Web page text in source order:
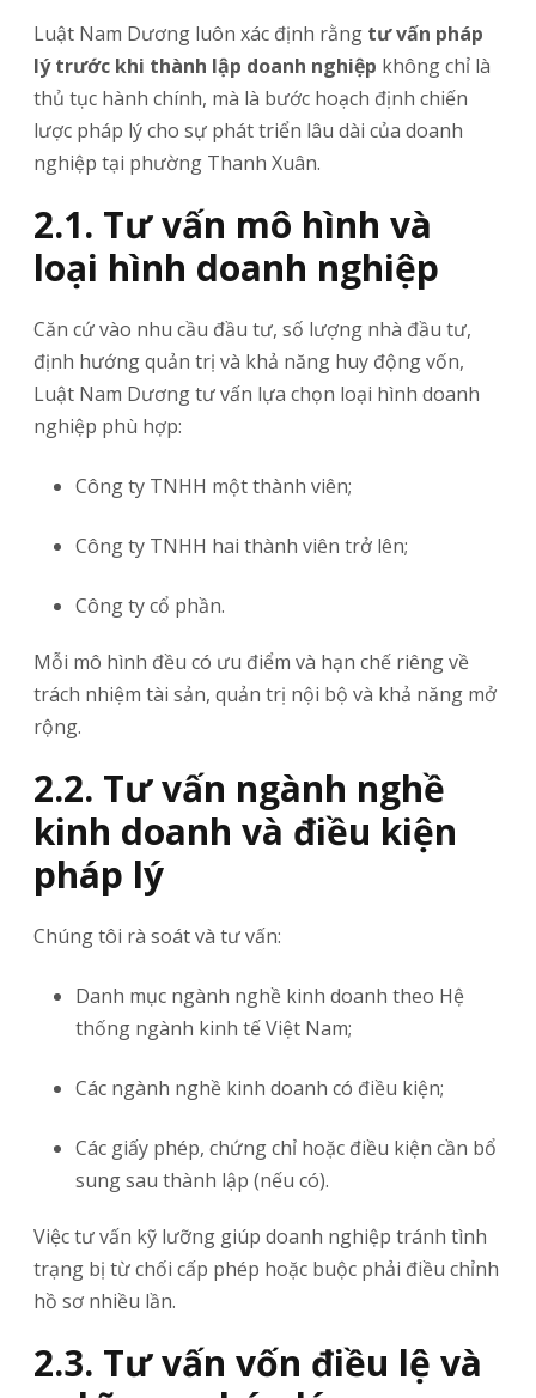
Luật Nam Dương luôn xác định rằng tư vấn pháp
lý trước khi thành lập doanh nghiệp không chỉ là
thủ tục hành chính, mà là bước hoạch định chiến
lược pháp lý cho sự phát triển lâu dài của doanh
nghiệp tại phường Thanh Xuân.
2.1. Tư vấn mô hình và
loại hình doanh nghiệp
Căn cứ vào nhu cầu đầu tư, số lượng nhà đầu tư,
định hướng quản trị và khả năng huy động vốn,
Luật Nam Dương tư vấn lựa chọn loại hình doanh
nghiệp phù hợp:
Công ty TNHH một thành viên;
Công ty TNHH hai thành viên trở lên;
Công ty cổ phần.
Mỗi mô hình đều có ưu điểm và hạn chế riêng về
trách nhiệm tài sản, quản trị nội bộ và khả năng mở
rộng.
2.2. Tư vấn ngành nghề
kinh doanh và điều kiện
pháp lý
Chúng tôi rà soát và tư vấn:
Danh mục ngành nghề kinh doanh theo Hệ
thống ngành kinh tế Việt Nam;
Các ngành nghề kinh doanh có điều kiện;
Các giấy phép, chứng chỉ hoặc điều kiện cần bổ
sung sau thành lập (nếu có).
Việc tư vấn kỹ lưỡng giúp doanh nghiệp tránh tình
trạng bị từ chối cấp phép hoặc buộc phải điều chỉnh
hồ sơ nhiều lần.
2.3. Tư vấn vốn điều lệ và